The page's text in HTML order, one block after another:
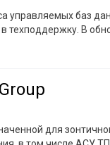
управляемых баз
техподдержку. В
для